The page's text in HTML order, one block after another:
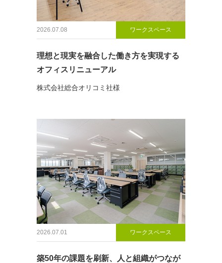
2026.07.08 ワークスペース
理想と現実を融合した働き方を実現する
オフィスリニューアル
株式会社総合オリコミ社様
2026.07.01 ワークスペース
築50年の課題を刷新、人と組織がつなが